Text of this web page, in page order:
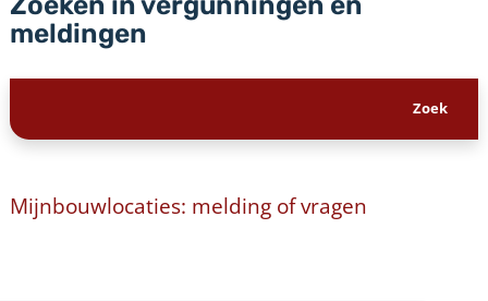
meldingen
Mijnbouwlocaties: melding of vragen